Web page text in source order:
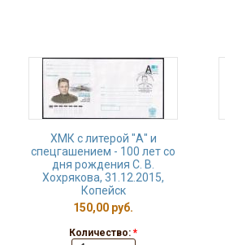
ХМК с литерой "А" и
спецгашением - 100 лет со
дня рождения С. В.
Хохрякова, 31.12.2015,
Копейск
150,00 руб.
Количество: *